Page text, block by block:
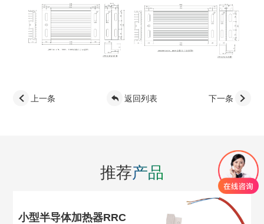
上一条 返回列表 下一条
推荐产品
小型半导体加热器RRC